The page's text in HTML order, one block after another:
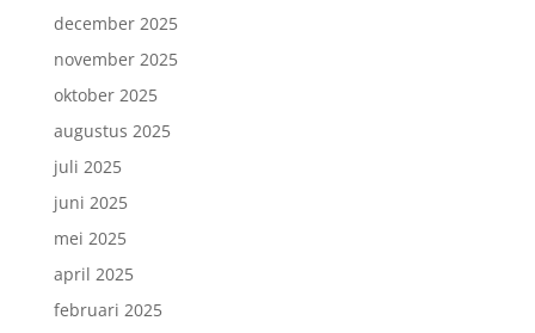
december 2025
november 2025
oktober 2025
augustus 2025
juli 2025
juni 2025
mei 2025
april 2025
februari 2025